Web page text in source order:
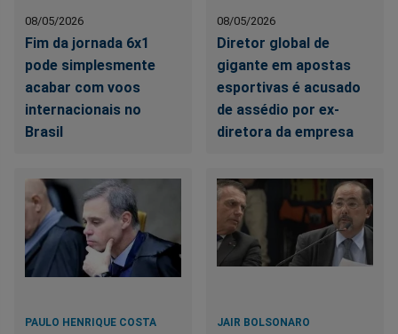
08/05/2026
Fim da jornada 6x1
pode simplesmente
acabar com voos
internacionais no
Brasil
08/05/2026
Diretor global de
gigante em apostas
esportivas é acusado
de assédio por ex-
diretora da empresa
PAULO HENRIQUE COSTA JAIR BOLSONARO